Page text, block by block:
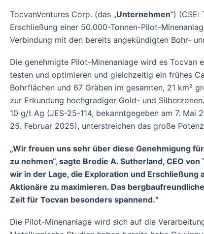
TocvanVentures Corp. (das „Unternehmen“)
Erschließung einer 50.000-Tonnen-Pilot-
Verbindung mit den bereits angekündigten Bohr-
Die genehmigte Pilot-Minenanlage wird es Tocvan
testen und optimieren und gleichzeitig ein frühes
Bohrflächen und 67 Gräben im gesamten, 21 km²
zur Erkundung hochgradiger Gold- und
10 g/t Ag (JES-25-114, bekanntgegeben am 7.
25. Februar 2025), unterstreichen das große
„Wir freuen uns sehr über diese Genehmigung
zu nehmen“, sagte Brodie A. Sutherland, CEO
wir in der Lage, die Exploration und
Aktionäre zu maximieren. Das
Zeit für Tocvan besonders spannend.“
Die Pilot-Minenanlage wird sich auf die